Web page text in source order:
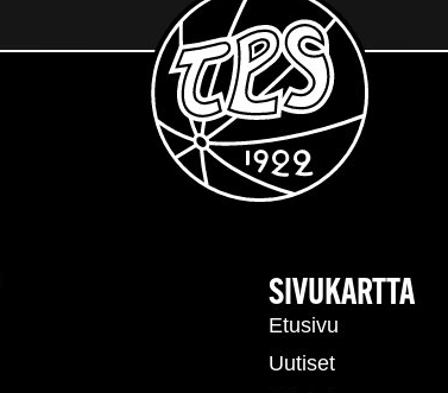
SIVUKARTTA
Etusivu
Uutiset